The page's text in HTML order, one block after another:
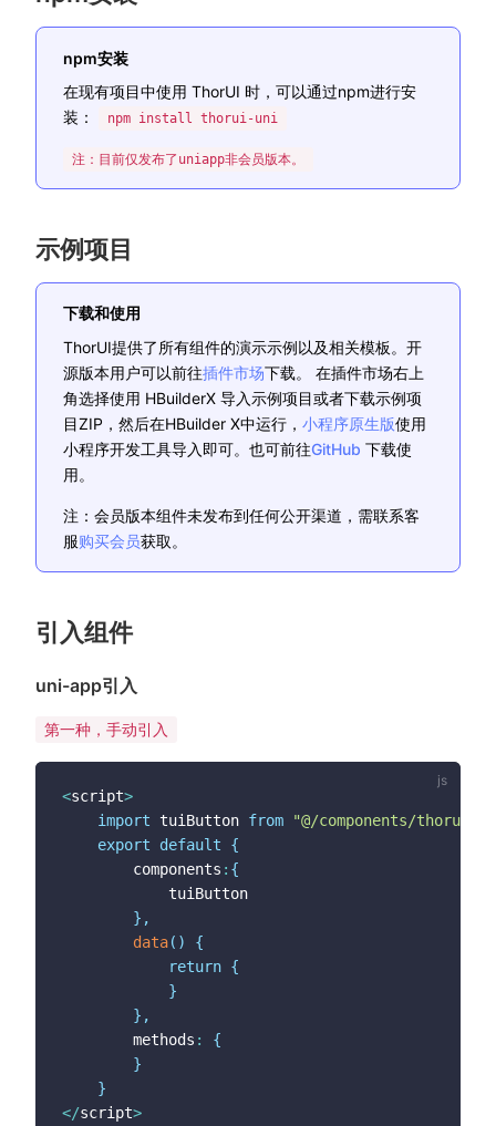
npm安装
在现有项目中使用 ThorUI 时，可以通过npm进行安
装：
npm install thorui-uni
注：目前仅发布了uniapp非会员版本。
示例项目
下载和使用
ThorUI提供了所有组件的演示示例以及相关模板。开
源版本用户可以前往插件市场(opens new window)
下载。 在插件市场右上
角选择使用 HBuilderX 导入示例项目或者下载示例项
目ZIP，然后在HBuilder X中运行， 小程序原生版(opens new
使用
小程序开发工具导入即可。也可前往GitHub (opens new
下载使
用。
注：会员版本组件未发布到任何公开渠道，需联系客
服购买会员获取。
引入组件
uni-app引入
第一种，手动引入
<script>
import tuiButton from
"@/components/
export
default
{
		components
: {
} ,
data( )
{
return {
}
} ,
		methods
:
{
}
}
</script>